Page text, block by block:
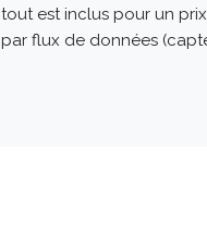
tout est inclus pour un
par flux de données